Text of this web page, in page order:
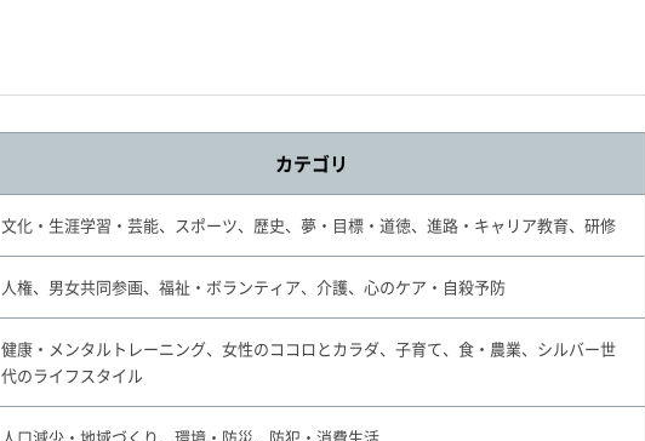
カテゴリ
文化・生涯学習・芸能、スポーツ、歴史、夢・目標・道徳、進路・キャリア教育、研修
人権、男女共同参画、福祉・ボランティア、介護、心のケア・自殺予防
健康・メンタルトレーニング、女性のココロとカラダ、子育て、食・農業、シルバー世
代のライフスタイル